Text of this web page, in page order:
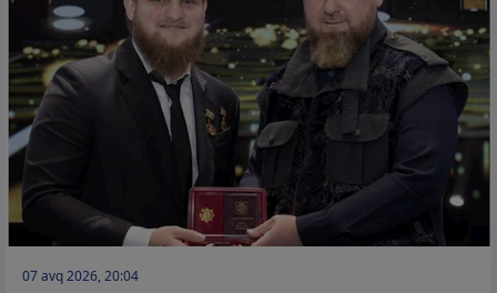
07 avq 2026, 20:04